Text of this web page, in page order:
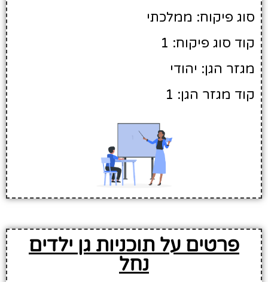
סוג פיקוח: ממלכתי
קוד סוג פיקוח: 1
מגזר הגן: יהודי
קוד מגזר הגן: 1
פרטים על תוכניות גן ילדים
נחל